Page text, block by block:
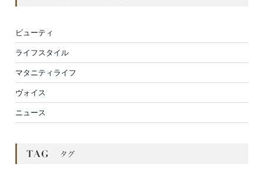
ビューティ
ライフスタイル
マタニティライフ
ヴォイス
ニュース